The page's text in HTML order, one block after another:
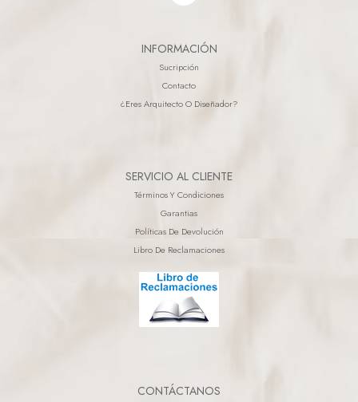
INFORMACIÓN
Sucripción
Contacto
¿eres Arquitecto O Diseñador?
SERVICIO AL CLIENTE
Términos Y Condiciones
Garantias
Políticas De Devolución
Libro De Reclamaciones
CONTÁCTANOS